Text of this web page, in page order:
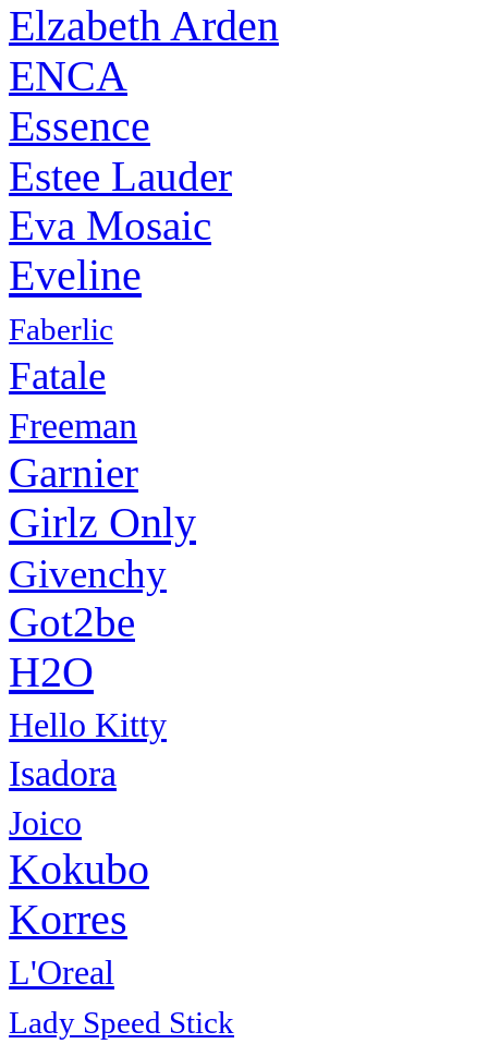
Elzabeth Arden
ENCA
Essence
Estee Lauder
Eva Mosaic
Eveline
Faberlic
Fatale
Freeman
Garnier
Girlz Only
Givenchy
Got2be
H2O
Hello Kitty
Isadora
Joico
Kokubo
Korres
L'Oreal
Lady Speed Stick